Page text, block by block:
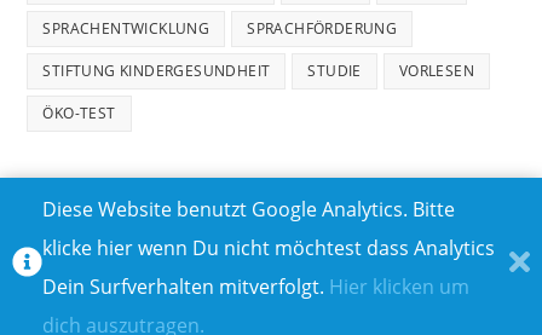
SPRACHENTWICKLUNG SPRACHFÖRDERUNG
STIFTUNG KINDERGESUNDHEIT STUDIE VORLESEN
ÖKO-TEST
TEILNAHMEBEDINGUNGEN FÜR GEWINNSPIELE
IMPRESSUM
Diese Website benutzt Google Analytics. Bitte
klicke hier wenn Du nicht möchtest dass Analytics
Dein Surfverhalten mitverfolgt. Hier klicken um
dich auszutragen.